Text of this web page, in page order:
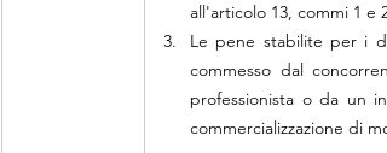
all'articolo 13, commi 1 e 2.
Le pene stabilite per i
commesso dal
professionista o da un
commercializzazione di